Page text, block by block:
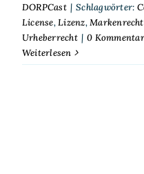
DORPCast | Schlagwörter:
License,Lizenz,Markenrecht
Urheberrecht | 0
Weiterlesen